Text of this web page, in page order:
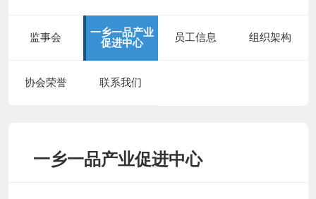
监事会
一乡一品产业
促进中心
员工信息 组织架构
协会荣誉 联系我们
一乡一品产业促进中心